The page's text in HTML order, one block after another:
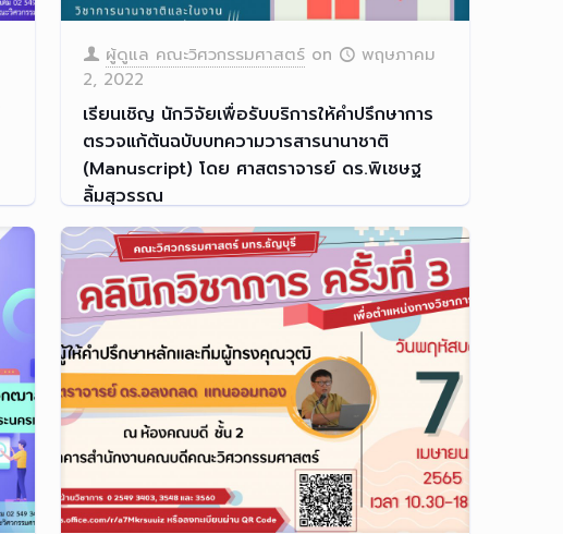
ผู้ดูแล คณะวิศวกรรมศาสตร์ on
พฤษภาคม
2, 2022
เรียนเชิญ นักวิจัยเพื่อรับบริการให้คำปรึกษาการ
ตรวจแก้ต้นฉบับบทความวารสารนานาชาติ
(Manuscript) โดย ศาสตราจารย์ ดร.พิเชษฐ
ลิ้มสุวรรณ